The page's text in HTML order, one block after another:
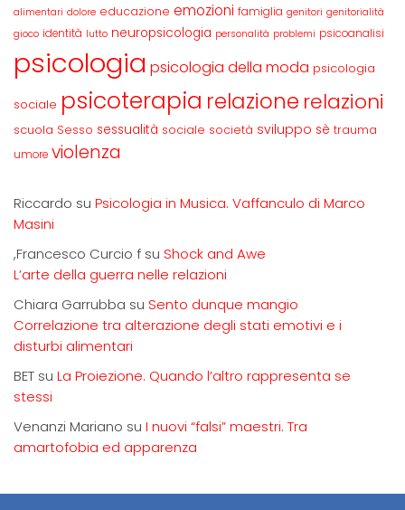
alimentari dolore educazione emozioni famiglia genitori genitorialità
gioco identità lutto neuropsicologia personalità problemi psicoanalisi
psicologia psicologia della moda psicologia
sociale psicoterapia relazione relazioni
scuola Sesso sessualità sociale società sviluppo sè trauma
umore violenza
Riccardo su Psicologia in Musica. Vaffanculo di Marco
Masini
,Francesco Curcio f su Shock and Awe
L’arte della guerra nelle relazioni
Chiara Garrubba su Sento dunque mangio
Correlazione tra alterazione degli stati emotivi e i
disturbi alimentari
BET su La Proiezione. Quando l’altro rappresenta se
stessi
Venanzi Mariano su I nuovi “falsi” maestri. Tra
amartofobia ed apparenza